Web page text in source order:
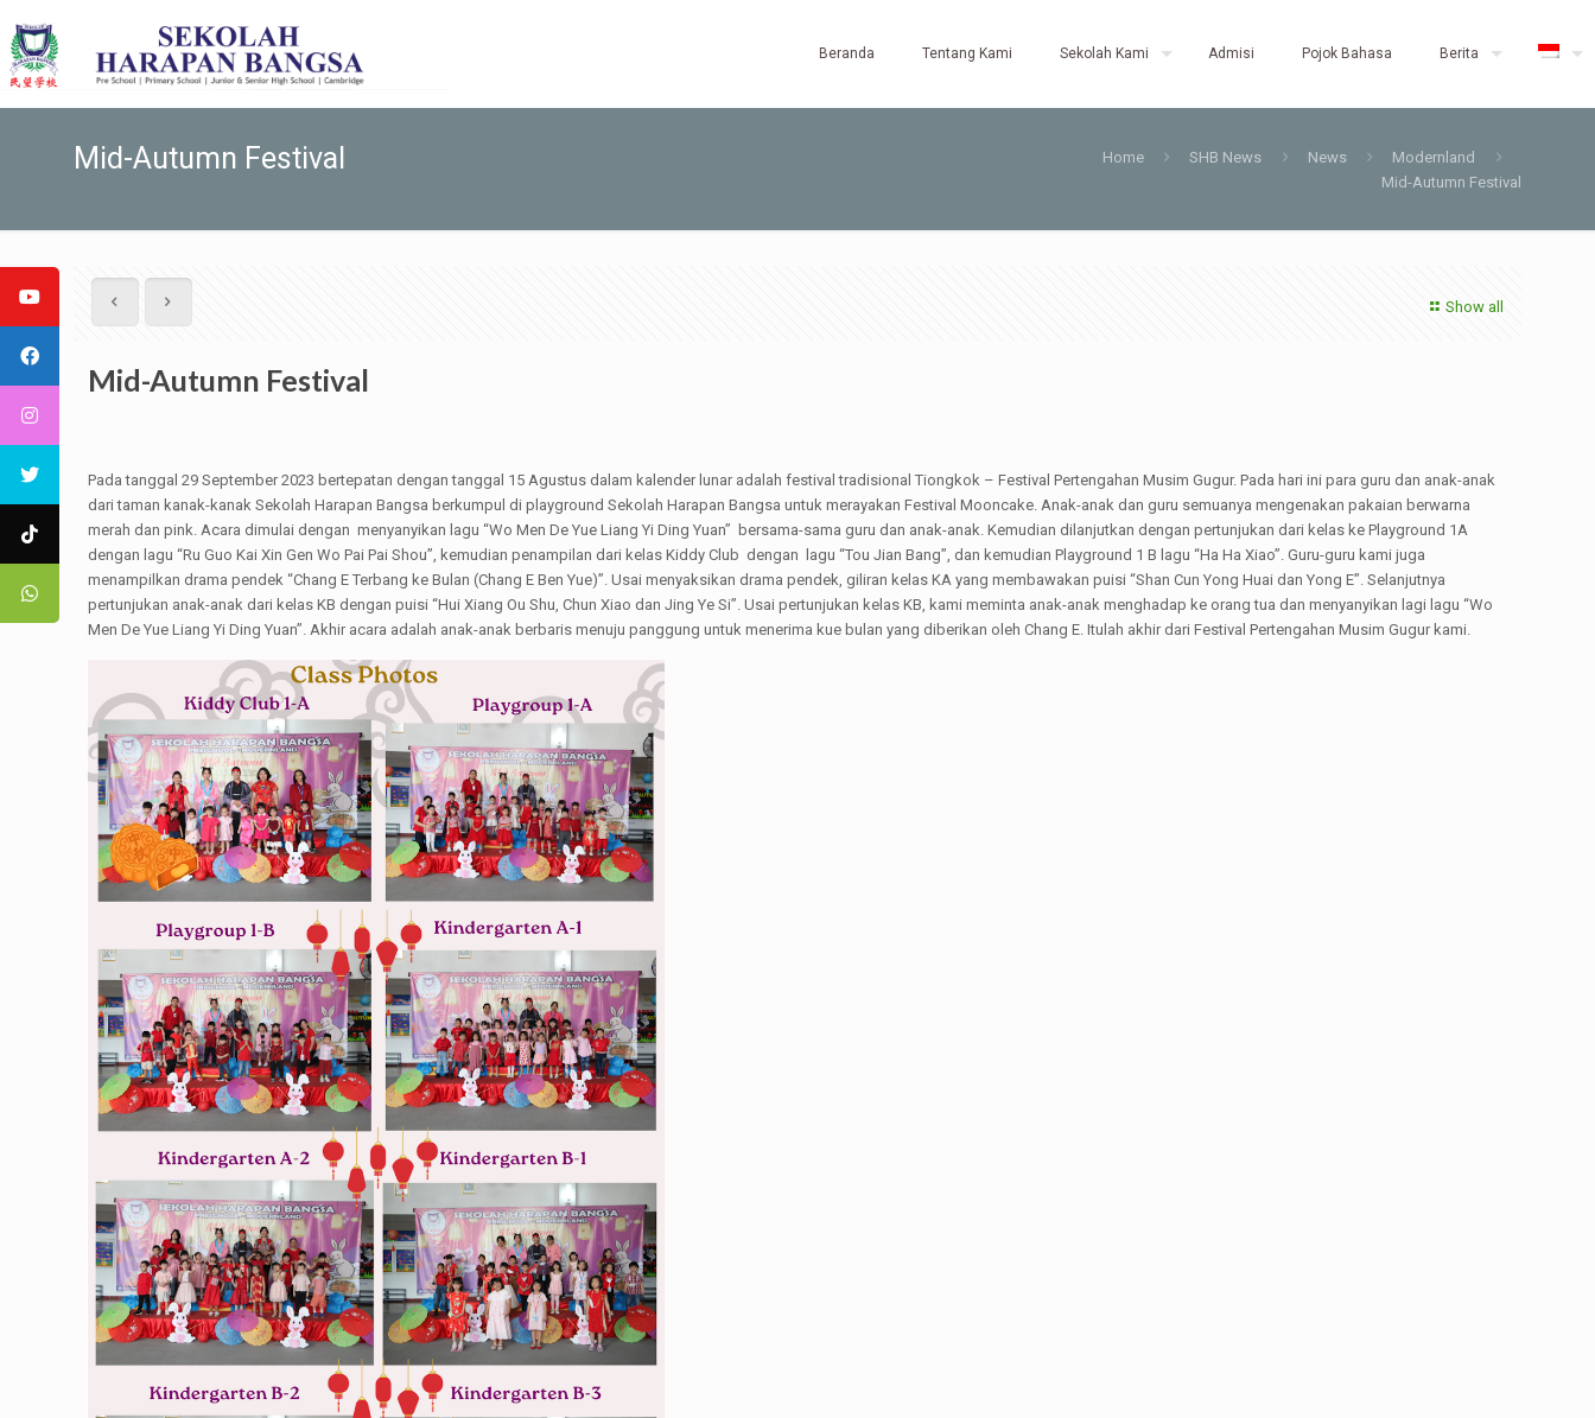
Beranda Tentang Kami Sekolah Kami Admisi Pojok Bahasa Berita
Mid-Autumn Festival Home SHB News News
Modernland
Mid-Autumn Festival
Show all
Mid-Autumn Festival
Pada tanggal 29 September 2023 bertepatan dengan tanggal 15 Agustus dalam kalender lunar adalah festival tradisional Tiongkok – Festival Pertengahan Musim Gugur. Pada hari ini para guru dan anak-anak
dari taman kanak-kanak Sekolah Harapan Bangsa berkumpul di playground Sekolah Harapan Bangsa untuk merayakan Festival Mooncake. Anak-anak dan guru semuanya mengenakan pakaian berwarna
merah dan pink. Acara dimulai dengan menyanyikan lagu “Wo Men De Yue Liang Yi Ding Yuan” bersama-sama guru dan anak-anak. Kemudian dilanjutkan dengan pertunjukan dari kelas ke Playground 1A
dengan lagu “Ru Guo Kai Xin Gen Wo Pai Pai Shou”, kemudian penampilan dari kelas Kiddy Club dengan lagu “Tou Jian Bang”, dan kemudian Playground 1 B lagu “Ha Ha Xiao”. Guru-guru kami juga
menampilkan drama pendek “Chang E Terbang ke Bulan (Chang E Ben Yue)”. Usai menyaksikan drama pendek, giliran kelas KA yang membawakan puisi “Shan Cun Yong Huai dan Yong E”. Selanjutnya
pertunjukan anak-anak dari kelas KB dengan puisi “Hui Xiang Ou Shu, Chun Xiao dan Jing Ye Si”. Usai pertunjukan kelas KB, kami meminta anak-anak menghadap ke orang tua dan menyanyikan lagi lagu “Wo
Men De Yue Liang Yi Ding Yuan”. Akhir acara adalah anak-anak berbaris menuju panggung untuk menerima kue bulan yang diberikan oleh Chang E. Itulah akhir dari Festival Pertengahan Musim Gugur kami.